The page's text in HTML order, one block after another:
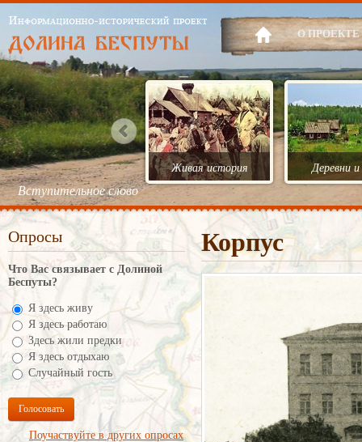
О ПРОЕКТЕ
Вступительное слово
Живая история Деревни и
Опросы
Что Вас связывает с Долиной
Беспуты?
Я здесь живу
Я здесь работаю
Здесь жили предки
Я здесь отдыхаю
Случайный гость
Голосовать
Поучаствуйте в других опросах
Корпус